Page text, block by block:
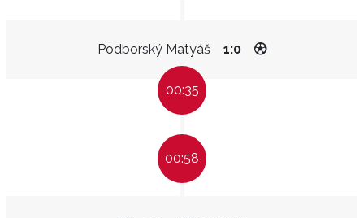
Podborský Matyáš 1:0
00:35
00:58